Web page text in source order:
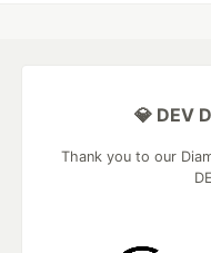
💎 DEV
Thank you to our